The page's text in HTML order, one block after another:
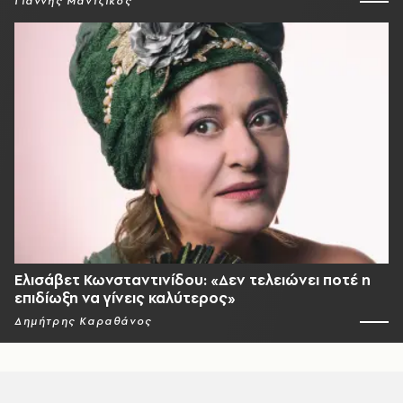
Ελισάβετ Κωνσταντινίδου: «Δεν τελειώνει ποτέ η
επιδίωξη να γίνεις καλύτερος»
Δημήτρης Καραθάνος